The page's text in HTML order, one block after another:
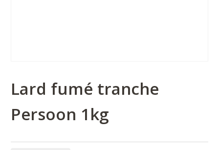
Lard fumé tranche
Persoon 1kg